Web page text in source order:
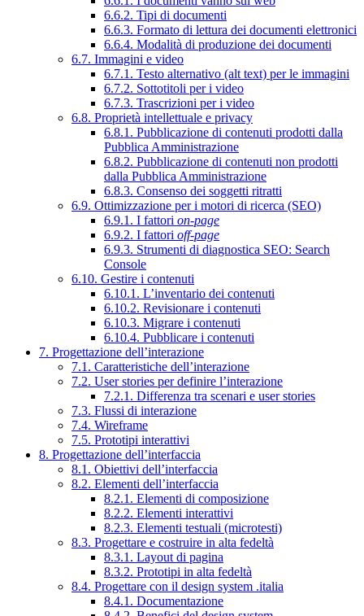
6.6.2. Tipi di documenti
6.6.3. Formato di lettura dei documenti elettronici
6.6.4. Modalità di produzione dei documenti
6.7. Immagini e video
6.7.1. Testo alternativo (alt text) per le immagini
6.7.2. Sottotitoli per i video
6.7.3. Trascrizioni per i video
6.8. Proprietà intellettuale e privacy
6.8.1. Pubblicazione di contenuti prodotti dalla
Pubblica Amministrazione
6.8.2. Pubblicazione di contenuti non prodotti
dalla Pubblica Amministrazione
6.8.3. Consenso dei soggetti ritratti
6.9. Ottimizzazione per i motori di ricerca (SEO)
6.9.1. I fattori on-page
6.9.2. I fattori off-page
6.9.3. Strumenti di diagnostica SEO: Search
Console
6.10. Gestire i contenuti
6.10.1. L’inventario dei contenuti
6.10.2. Revisionare i contenuti
6.10.3. Migrare i contenuti
6.10.4. Pubblicare i contenuti
7. Progettazione dell’interazione
7.1. Caratteristiche dell’interazione
7.2. User stories per definire l’interazione
7.2.1. Differenza tra scenari e user stories
7.3. Flussi di interazione
7.4. Wireframe
7.5. Prototipi interattivi
8. Progettazione dell’interfaccia
8.1. Obiettivi dell’interfaccia
8.2. Elementi dell’interfaccia
8.2.1. Elementi di composizione
8.2.2. Elementi interattivi
8.2.3. Elementi testuali (microtesti)
8.3. Progettare e costruire in alta fedeltà
8.3.1. Layout di pagina
8.3.2. Prototipi in alta fedeltà
8.4. Progettare con il design system .italia
8.4.1. Documentazione